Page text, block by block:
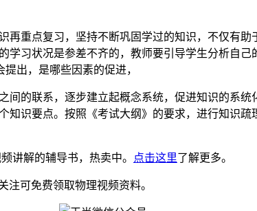
重点复习，坚持不断巩固学过的知识，不仅有助
习状况是参差不齐的，教师要引导学生分析自
出，是哪些因素的促进，
的联系，逐步建立起概念系统，促进知识的系
知识要点。按照《考试大纲》的要求，进行知识
讲解的辅导书，热卖中。 点击这里了解更多。
注可免费领取物理视频资料。